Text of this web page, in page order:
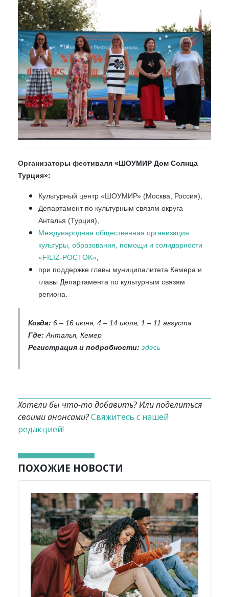
Организаторы фестиваля «ШОУМИР Дом Солнца
Турция»:
Культурный центр «ШОУМИР» (Москва, Россия),
Департамент по культурным связям округа
Анталья (Турция),
Международная общественная организация
культуры, образования, помощи и солидарности
«FİLİZ-POCTOK»,
при поддержке главы муниципалитета Кемера и
главы Департамента по культурным связям
региона.
Когда: 6 – 16 июня, 4 – 14 июля, 1 – 11 августа
Где: Анталья, Кемер
Регистрация и подробности: здесь
Хотели бы что-то добавить? Или поделиться
своими анонсами?Свяжитесь с нашей
редакцией!
ПОХОЖИЕ НОВОСТИ